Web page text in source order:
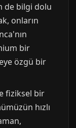
de bilgi dolu
onların
bir
özgü bir
fiziksel bir
hızlı